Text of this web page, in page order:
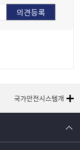
국가안전시스템개편